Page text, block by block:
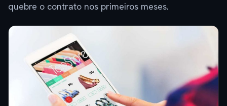
quebre o contrato nos primeiros meses.